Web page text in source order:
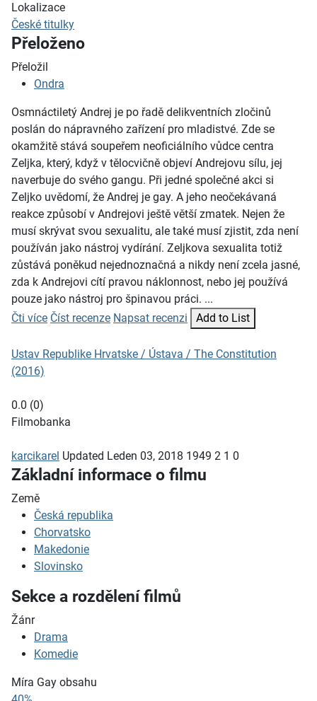
Lokalizace
České titulky
Přeloženo
Přeložil
Ondra
Osmnáctiletý Andrej je po řadě delikventních zločinů
poslán do nápravného zařízení pro mladistvé. Zde se
okamžitě stává soupeřem neoficiálního vůdce centra
Zeljka, který, když v tělocvičně objeví Andrejovu sílu, jej
naverbuje do svého gangu. Při jedné společné akci si
Zeljko uvědomí, že Andrej je gay. A jeho neočekávaná
reakce způsobí v Andrejovi ještě větší zmatek. Nejen že
musí skrývat svou sexualitu, ale také musí zjistit, zda není
používán jako nástroj vydírání. Zeljkova sexualita totiž
zůstává poněkud nejednoznačná a nikdy není zcela jasné,
zda k Andrejovi cítí pravou náklonnost, nebo jej používá
pouze jako nástroj pro špinavou práci. ...
Čti více Číst recenze Napsat recenzi Add to List
Ustav Republike Hrvatske / Ústava / The Constitution
(2016)
0.0 (0)
Filmobanka
karcikarel Updated Leden 03, 2018 1949 2 1 0
Základní informace o filmu
Země
Česká republika
Chorvatsko
Makedonie
Slovinsko
Sekce a rozdělení filmů
Žánr
Drama
Komedie
Míra Gay obsahu